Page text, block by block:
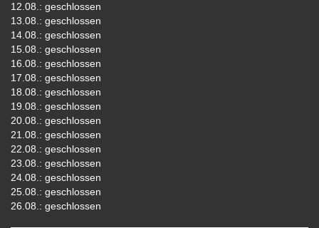
12.08.: geschlossen
13.08.: geschlossen
14.08.: geschlossen
15.08.: geschlossen
16.08.: geschlossen
17.08.: geschlossen
18.08.: geschlossen
19.08.: geschlossen
20.08.: geschlossen
21.08.: geschlossen
22.08.: geschlossen
23.08.: geschlossen
24.08.: geschlossen
25.08.: geschlossen
26.08.: geschlossen